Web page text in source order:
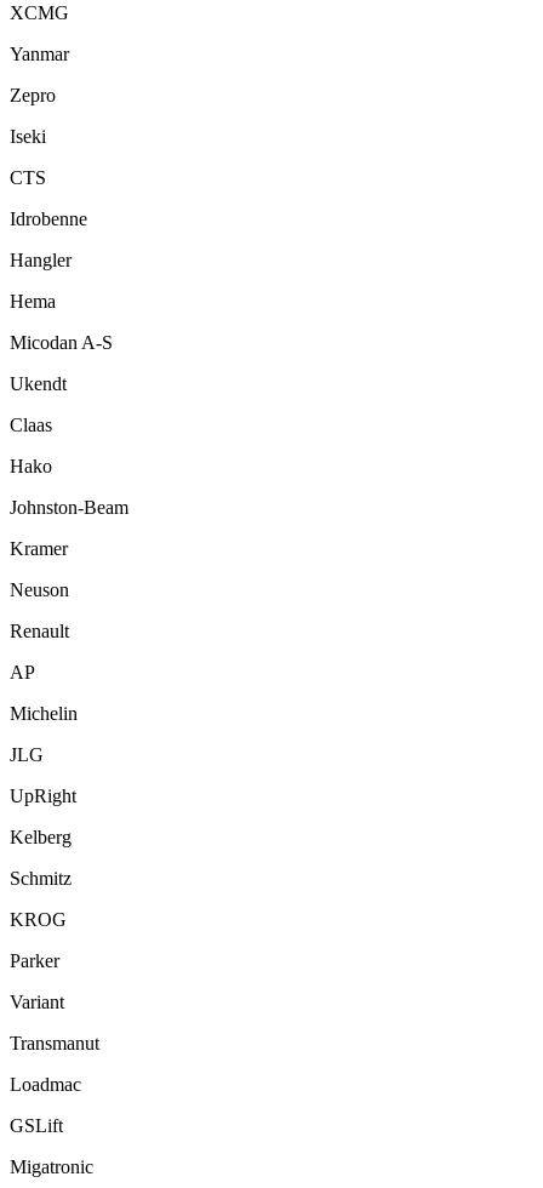
XCMG
Yanmar
Zepro
Iseki
CTS
Idrobenne
Hangler
Hema
Micodan A-S
Ukendt
Claas
Hako
Johnston-Beam
Kramer
Neuson
Renault
AP
Michelin
JLG
UpRight
Kelberg
Schmitz
KROG
Parker
Variant
Transmanut
Loadmac
GSLift
Migatronic